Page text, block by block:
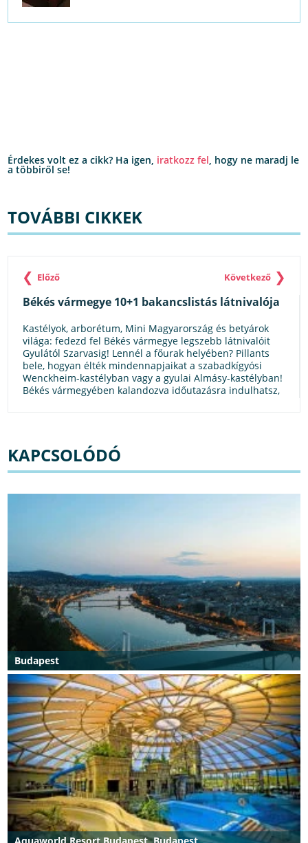
Érdekes volt ez a cikk? Ha igen, iratkozz fel, hogy ne maradj le
a többiről se!
TOVÁBBI CIKKEK
Békés vármegye 10+1 bakancslistás látnivalója
Kastélyok, arborétum, Mini Magyarország és betyárok
világa: fedezd fel Békés vármegye legszebb látnivalóit
Gyulától Szarvasig! Lennél a főurak helyében? Pillants
bele, hogyan élték mindennapjaikat a szabadkígyósi
Wenckheim-kastélyban vagy a gyulai Almásy-kastélyban!
Békés vármegyében kalandozva időutazásra indulhatsz,
❮ Előző Következő ❯
KAPCSOLÓDÓ
Budapest